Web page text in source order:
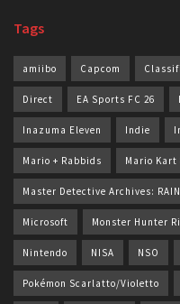
Tags
amiibo Capcom
Direct EA Sports FC 26
Inazuma Eleven Indie
Mario + Rabbids Mario Kart
Master Detective Archives:
Microsoft Monster Hunter
Nintendo NISA NSO
Pokémon Scarlatto/Violetto